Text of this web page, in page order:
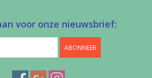
voor onze nieuwsbrief:
ABONNEER